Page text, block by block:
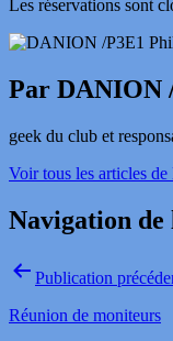
Les réservations sont
Par DANION
geek du club et
Voir tous les articles
Navigation de
Publication
Réunion de moniteurs